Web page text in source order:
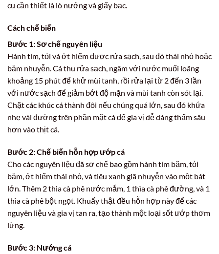
cụ cần thiết là lò nướng và giấy bạc.
Cách chế biến
Bước 1: Sơ chế nguyên liệu
Hành tím, tỏi và ớt hiểm được rửa sạch, sau đó thái nhỏ hoặc
băm nhuyễn. Cá thu rửa sạch, ngâm với nước muối loãng
khoảng 15 phút để khử mùi tanh, rồi rửa lại từ 2 đến 3 lần
với nước sạch để giảm bớt độ mặn và mùi tanh còn sót lại.
Chặt các khúc cá thành đôi nếu chúng quá lớn, sau đó khứa
nhẹ vài đường trên phần mặt cá để gia vị dễ dàng thấm sâu
hơn vào thịt cá.
Bước 2: Chế biến hỗn hợp ướp cá
Cho các nguyên liệu đã sơ chế bao gồm hành tím băm, tỏi
băm, ớt hiểm thái nhỏ, và tiêu xanh giã nhuyễn vào một bát
lớn. Thêm 2 thìa cà phê nước mắm, 1 thìa cà phê đường, và 1
thìa cà phê bột ngọt. Khuấy thật đều hỗn hợp này để các
nguyên liệu và gia vị tan ra, tạo thành một loại sốt ướp thơm
lừng.
Bước 3: Nướng cá